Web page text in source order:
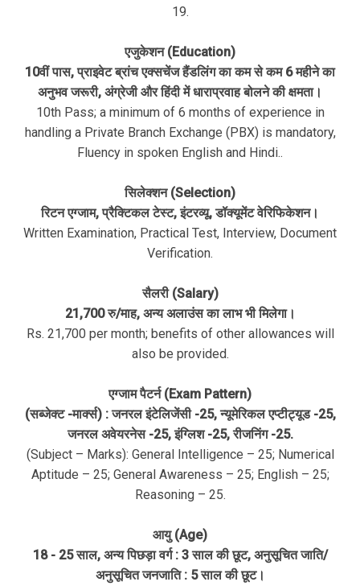
19.
एजुकेशन (Education)
10वीं पास, प्राइवेट ब्रांच एक्सचेंज हैंडलिंग का कम से कम 6 महीने का
अनुभव जरूरी, अंग्रेजी और हिंदी में धाराप्रवाह बोलने की क्षमता।
10th Pass; a minimum of 6 months of experience in
handling a Private Branch Exchange (PBX) is mandatory,
Fluency in spoken English and Hindi..
सिलेक्शन (Selection)
रिटन एग्जाम, प्रैक्टिकल टेस्ट, इंटरव्यू, डॉक्यूमेंट वेरिफिकेशन।
Written Examination, Practical Test, Interview, Document
Verification.
सैलरी (Salary)
21,700 रु/माह, अन्य अलाउंस का लाभ भी मिलेगा।
Rs. 21,700 per month; benefits of other allowances will
also be provided.
एग्जाम पैटर्न (Exam Pattern)
(सब्जेक्ट -मार्क्स) : जनरल इंटेलिजेंसी -25, न्यूमेरिकल एप्टीट्यूड -25,
जनरल अवेयरनेस -25, इंग्लिश -25, रीजनिंग -25.
(Subject – Marks): General Intelligence – 25; Numerical
Aptitude – 25; General Awareness – 25; English – 25;
Reasoning – 25.
आयु (Age)
18 - 25 साल, अन्य पिछड़ा वर्ग : 3 साल की छूट, अनुसूचित जाति/
अनुसूचित जनजाति : 5 साल की छूट।